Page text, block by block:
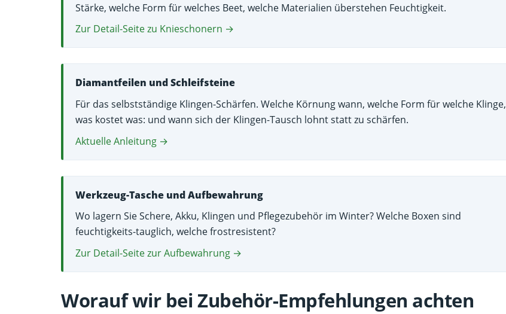
Stärke, welche Form für welches Beet, welche Materialien überstehen Feuchtigkeit.
Zur Detail-Seite zu Knieschonern →
Diamantfeilen und Schleifsteine
Für das selbstständige Klingen-Schärfen. Welche Körnung wann, welche Form für welche Klinge,
was kostet was: und wann sich der Klingen-Tausch lohnt statt zu schärfen.
Aktuelle Anleitung →
Werkzeug-Tasche und Aufbewahrung
Wo lagern Sie Schere, Akku, Klingen und Pflegezubehör im Winter? Welche Boxen sind
feuchtigkeits-tauglich, welche frostresistent?
Zur Detail-Seite zur Aufbewahrung →
Worauf wir bei Zubehör-Empfehlungen achten